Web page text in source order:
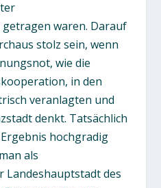
waren. Darauf
stolz sein, wenn
wie die
in den
veranlagten und
denkt. Tatsächlich
hochgradig
als
des